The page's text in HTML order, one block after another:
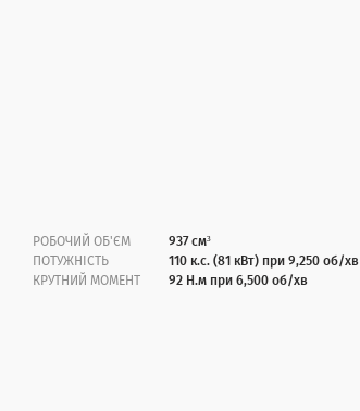
РОБОЧИЙ ОБ'ЄМ
937 см³
ПОТУЖНІСТЬ
110 к.с. (81 кВт) при 9,250 об/хв
КРУТНИЙ МОМЕНТ
92 Н.м при 6,500 об/хв